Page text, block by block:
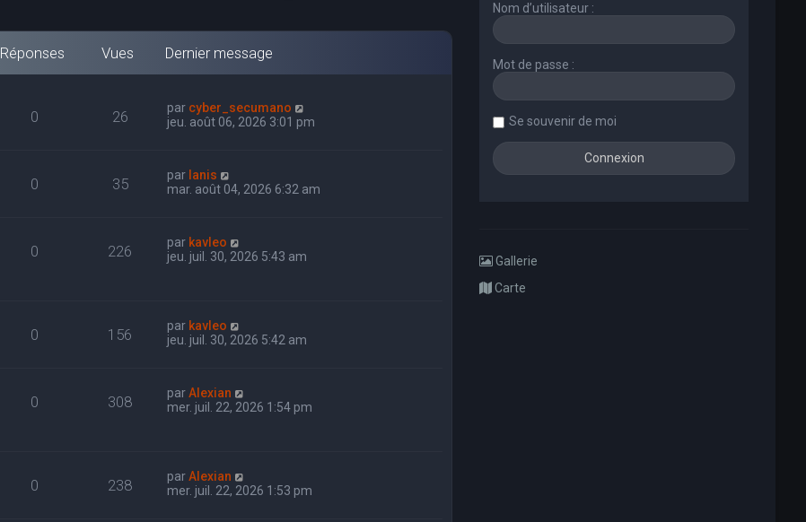
Réponses Vues Dernier message
0 26 par cyber_secumano
jeu. août 06, 2026 3:01 pm
0 35 par Ianis
mar. août 04, 2026 6:32 am
0 226 par kavleo
jeu. juil. 30, 2026 5:43 am
0 156 par kavleo
jeu. juil. 30, 2026 5:42 am
0 308 parAlexian
mer. juil. 22, 2026 1:54 pm
0 238 parAlexian
mer. juil. 22, 2026 1:53 pm
Nom d’utilisateur :
Mot de passe :
Se souvenir de moi
Gallerie
Carte